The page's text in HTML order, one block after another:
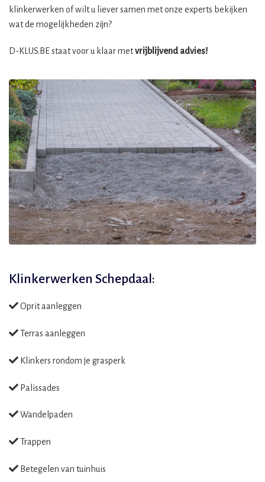
klinkerwerken of wilt u liever samen met onze experts bekijken
wat de mogelijkheden zijn?
D-KLUS.BE staat voor u klaar metvrijblijvend advies!
Klinkerwerken Schepdaal:
Oprit aanleggen
Terras aanleggen
Klinkers rondom je grasperk
Palissades
Wandelpaden
Trappen
Betegelen van tuinhuis